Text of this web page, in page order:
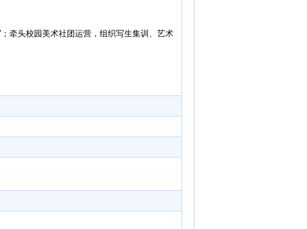
牵头校园美术社团运营，组织写生集训、艺术